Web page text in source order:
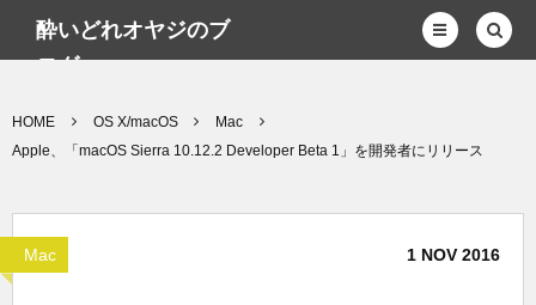
酔いどれオヤジのブ
ログwp
HOME OS X/macOS
Mac
Apple、「macOS Sierra 10.12.2 Developer Beta 1」を開発者にリリース
Mac 1 NOV 2016